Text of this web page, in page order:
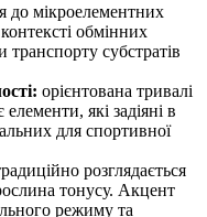
до мікроелементних
обмінних
субстратів
орієнтована тривалі
які задіяні в
для спортивної
розглядається
тонусу. Акцент
режиму та